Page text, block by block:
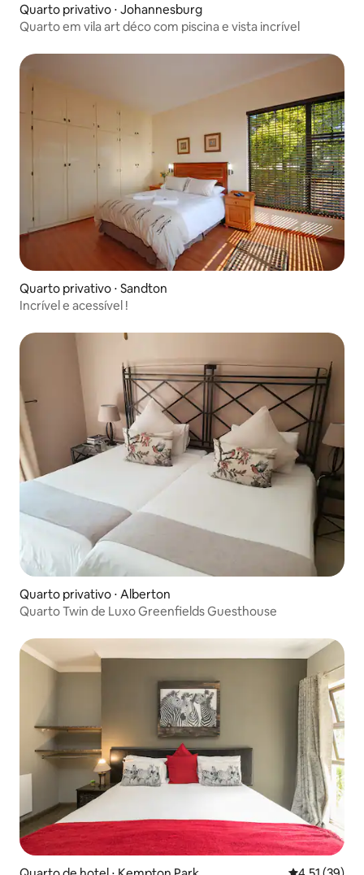
Quarto privativo ⋅ Johannesburg
Quarto em vila art déco com piscina e vista incrível
Quarto privativo ⋅ Sandton
Incrível e acessível !
Quarto privativo ⋅ Alberton
Quarto Twin de Luxo Greenfields Guesthouse